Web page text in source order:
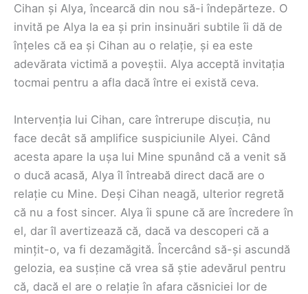
Cihan și Alya, încearcă din nou să-i îndepărteze. O
invită pe Alya la ea și prin insinuări subtile îi dă de
înțeles că ea și Cihan au o relație, și ea este
adevărata victimă a poveștii. Alya acceptă invitația
tocmai pentru a afla dacă între ei există ceva.
Intervenția lui Cihan, care întrerupe discuția, nu
face decât să amplifice suspiciunile Alyei. Când
acesta apare la ușa lui Mine spunând că a venit să
o ducă acasă, Alya îl întreabă direct dacă are o
relație cu Mine. Deși Cihan neagă, ulterior regretă
că nu a fost sincer. Alya îi spune că are încredere în
el, dar îl avertizează că, dacă va descoperi că a
mințit-o, va fi dezamăgită. Încercând să-și ascundă
gelozia, ea susține că vrea să știe adevărul pentru
că, dacă el are o relație în afara căsniciei lor de